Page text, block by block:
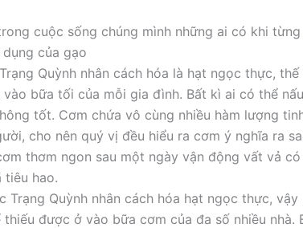
cuộc sống chúng mình những ai có khi
của gạo
Quỳnh nhân cách hóa là hạt ngọc thực,
bữa tối của mỗi gia đình. Bất kì ai có thể
tốt. Cơm chứa vô cùng nhiều hàm lượng
cho nên quý vị đều hiểu ra cơm ý nghĩa ra
thơm ngon sau một ngày vận động vất vả
tiêu hao.
Trạng Quỳnh nhân cách hóa hạt ngọc thực,
thiếu được ở vào bữa cơm của đa số nhiều nhà.